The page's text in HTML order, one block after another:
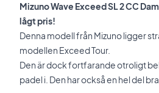
Mizuno Wave Exceed SL 2 CC
lågt pris!
Denna modell från Mizuno ligger
modellen Exceed Tour.
Den är dock fortfarande otroligt
padel i. Den har också en hel del